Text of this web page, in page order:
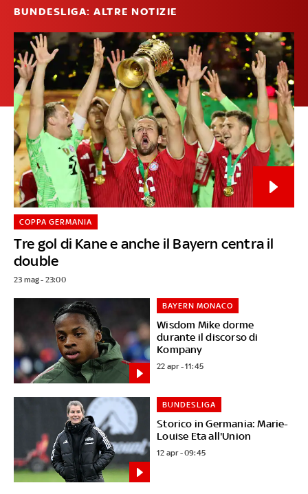
BUNDESLIGA: ALTRE NOTIZIE
Tre gol di Kane e anche il Bayern centra il
double
COPPA GERMANIA
23 mag - 23:00
Wisdom Mike dorme
durante il discorso di
Kompany
BAYERN MONACO
22 apr - 11:45
Storico in Germania: Marie-
Louise Eta all'Union
BUNDESLIGA
12 apr - 09:45